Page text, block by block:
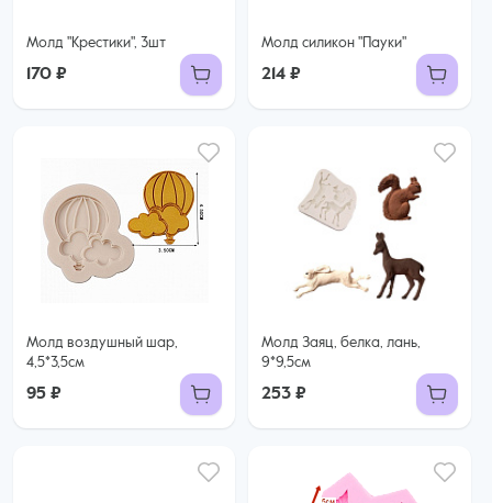
Молд "Крестики", 3шт
170 ₽
Молд силикон "Пауки"
214 ₽
Молд воздушный шар,
4,5*3,5см
95 ₽
Молд Заяц, белка, лань,
9*9,5см
253 ₽